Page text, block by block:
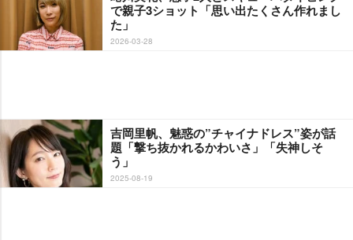
で親子3ショット「思い出たくさん作れまし
た」
2026-03-28
吉岡里帆、魅惑の”チャイナドレス”姿が話
題「撃ち抜かれるかわいさ」「失神しそ
う」
2025-08-19